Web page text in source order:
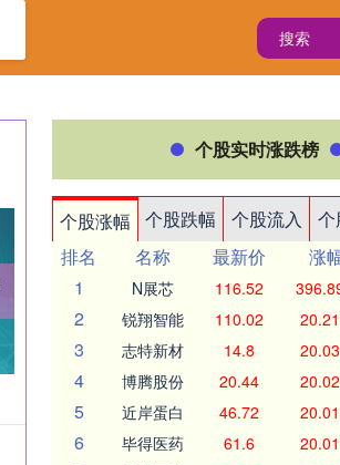
个股实时涨跌榜
个股涨幅 个股跌幅 个股流入 个
排名
名称 最新价 涨
1
N展芯 116.52
2 锐翔智能 110.02
3 志特新材 14.8
4 博腾股份 20.44
5 近岸蛋白 46.72
6 毕得医药 61.6